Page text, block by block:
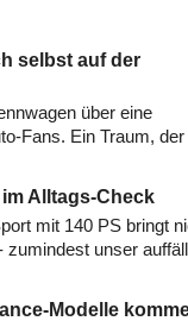
selbst auf der
über eine
Fans. Ein Traum,
Alltags-Check
mit 140 PS bringt
zumindest unser
Modelle